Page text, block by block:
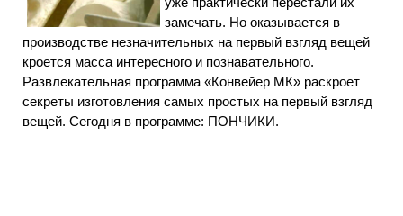
замечать. Но оказывается в
производстве незначительных на первый взгляд вещей
кроется масса интересного и познавательного.
Развлекательная программа «Конвейер МК» раскроет
секреты изготовления самых простых на первый взгляд
вещей. Сегодня в программе: ПОНЧИКИ.